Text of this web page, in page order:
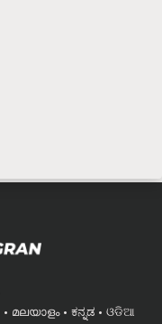
മലയാളം ಕನ್ನಡ
ଓଡିଆ